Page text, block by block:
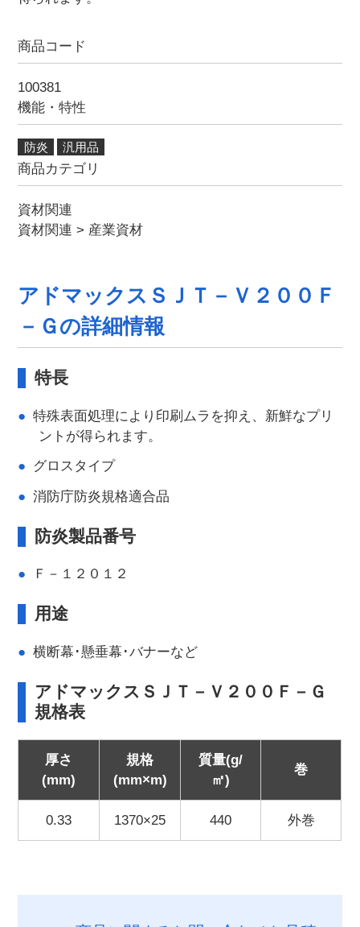
商品コード
100381
機能・特性
防炎 汎用品
商品カテゴリ
資材関連
資材関連> 産業資材
アドマックスＳＪＴ－Ｖ２００Ｆ
－Ｇの詳細情報
特長
特殊表面処理により印刷ムラを抑え、新鮮なプリ
ントが得られます。
グロスタイプ
消防庁防炎規格適合品
防炎製品番号
Ｆ－１２０１２
用途
横断幕･懸垂幕･バナーなど
アドマックスＳＪＴ－Ｖ２００Ｆ－Ｇ
規格表
厚さ
(mm)
規格
(mm×m)
質量(g/
㎡)
巻
0.33 1370×25 440 外巻